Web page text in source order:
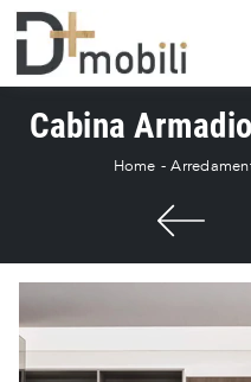
Cabina
Home -